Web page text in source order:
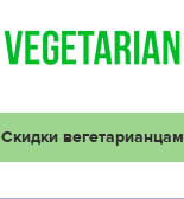
Скидки вегетарианцам